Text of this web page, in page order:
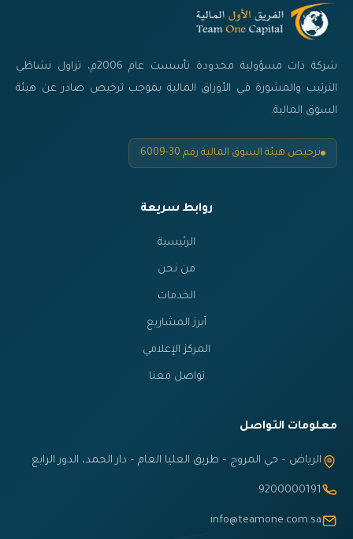
شركة ذات مسؤولية محدودة تأسست عام 2006م، تزاول نشاطَي
الترتيب والمشورة في الأوراق المالية بموجب ترخيص صادر عن هيئة
السوق المالية.
ترخيص هيئة السوق المالية رقم 30-6009
روابط سريعة
الرئيسية
من نحن
الخدمات
أبرز المشاريع
المركز الإعلامي
تواصل معنا
معلومات التواصل
الرياض – حي المروج – طريق العليا العام – دار الحمد، الدور الرابع
9200000191
info@teamone.com.sa